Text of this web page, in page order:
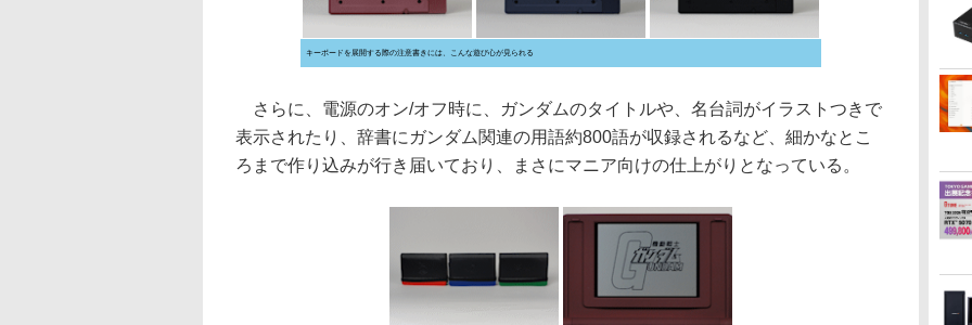
キーボードを展開する際の注意書きには、こんな遊び心が見られる
さらに、電源のオン/オフ時に、ガンダムのタイトルや、名台詞がイラストつきで
表示されたり、辞書にガンダム関連の用語約800語が収録されるなど、細かなとこ
ろまで作り込みが行き届いており、まさにマニア向けの仕上がりとなっている。